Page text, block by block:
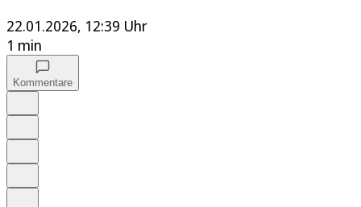
22.01.2026, 12:39 Uhr
1 min
Kommentare